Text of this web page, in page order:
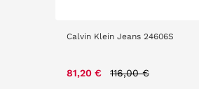
Calvin Klein Jeans 24606S
81,20 € 116,00 €